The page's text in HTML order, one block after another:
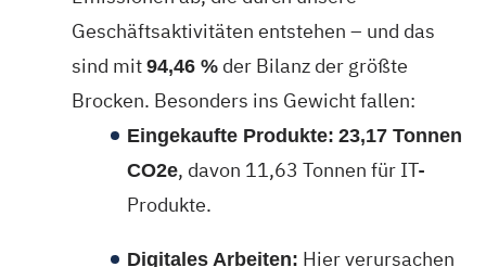
Geschäftsaktivitäten entstehen – und das
sind mit 94,46 % der Bilanz der größte
Brocken. Besonders ins Gewicht fallen:
Eingekaufte Produkte: 23,17 Tonnen
CO2e, davon 11,63 Tonnen für IT-
Produkte.
Digitales Arbeiten: Hier verursachen